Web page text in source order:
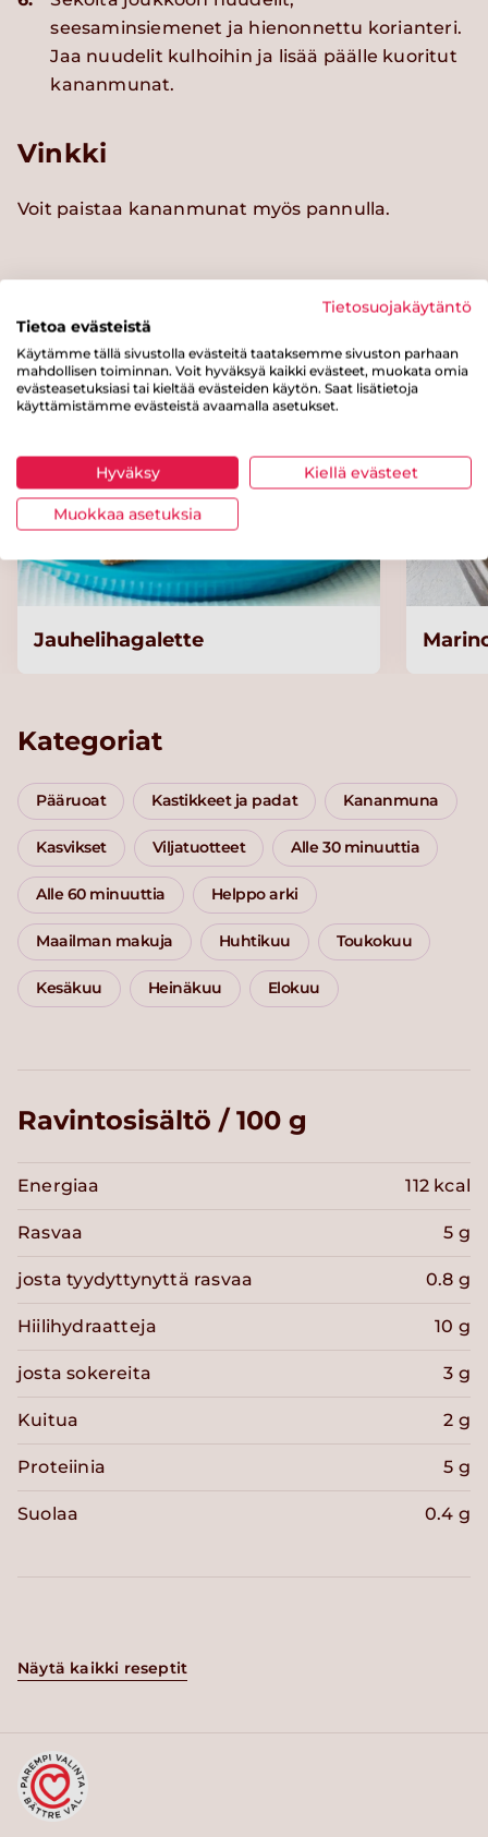
seesaminsiemenet ja hienonnettu korianteri.
Jaa nuudelit kulhoihin ja lisää päälle kuoritut
kananmunat.
Vinkki
Voit paistaa kananmunat myös pannulla.
Kokeile myös näitä reseptejä
Jauhelihagalette
Kategoriat
Pääruoat Kastikkeet ja padat Kananmuna
Kasvikset Viljatuotteet Alle 30 minuuttia
Alle 60 minuuttia Helppo arki
Maailman makuja Huhtikuu Toukokuu
Kesäkuu Heinäkuu Elokuu
Ravintosisältö / 100 g
Energiaa 112 kcal
Rasvaa 5 g
josta tyydyttynyttä rasvaa 0.8 g
Hiilihydraatteja 10 g
josta sokereita 3 g
Kuitua 2 g
Proteiinia 5 g
Suolaa 0.4 g
Näytä kaikki reseptit
Tietosuojakäytäntö
Tietoa evästeistä
Käytämme tällä sivustolla evästeitä taataksemme sivuston parhaan
mahdollisen toiminnan. Voit hyväksyä kaikki evästeet, muokata omia
evästeasetuksiasi tai kieltää evästeiden käytön. Saat lisätietoja
käyttämistämme evästeistä avaamalla asetukset.
Hyväksy Kiellä evästeet
Muokkaa asetuksia